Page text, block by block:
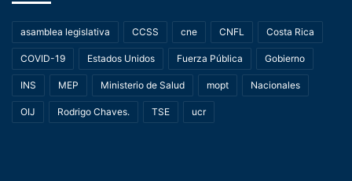
asamblea legislativa CCSS cne CNFL Costa Rica
COVID-19 Estados Unidos Fuerza Pública Gobierno
INS MEP Ministerio de Salud mopt Nacionales
OIJ Rodrigo Chaves. TSE ucr